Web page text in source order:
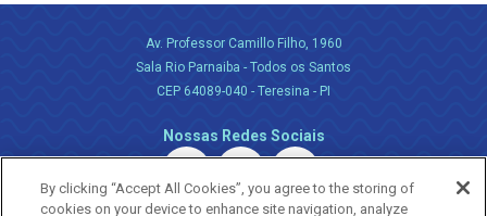
Av. Professor Camillo Filho, 1960
Sala Rio Parnaiba - Todos os Santos
CEP 64089-040 - Teresina - PI
Nossas Redes Sociais
By clicking “Accept All Cookies”, you agree to the storing of
cookies on your device to enhance site navigation, analyze